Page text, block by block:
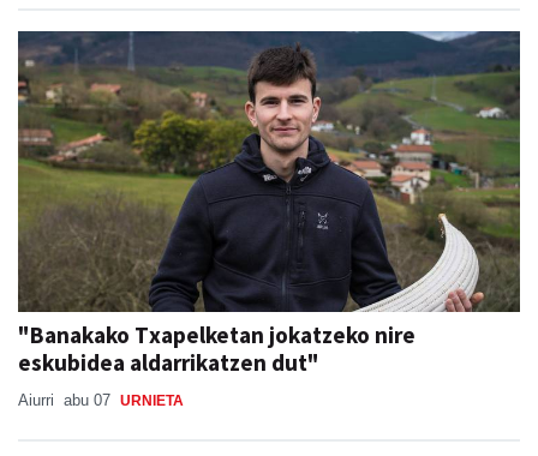
"Banakako Txapelketan jokatzeko nire
eskubidea aldarrikatzen dut"
Aiurri abu 07 URNIETA